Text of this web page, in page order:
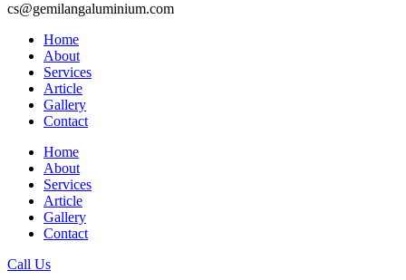
cs@gemilangaluminium.com
Home
About
Services
Article
Gallery
Contact
Home
About
Services
Article
Gallery
Contact
Call Us